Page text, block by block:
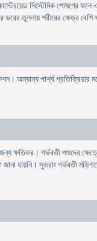
সিস্টেমিক শােষণের
ভরের তুলনায় শরীরের ক্ষেত্র বেশি
অন্যান্য পার্শ্ব
ক্ষতিকর। গর্ভবতী পশুদের
যায়নি। সুতরাং গর্ভবতী